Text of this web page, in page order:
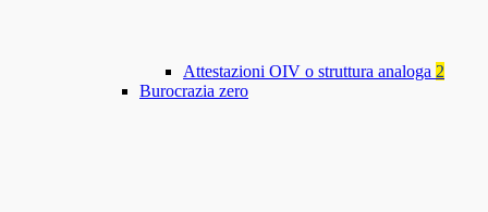
Attestazioni OIV o struttura analoga 2
Burocrazia zero